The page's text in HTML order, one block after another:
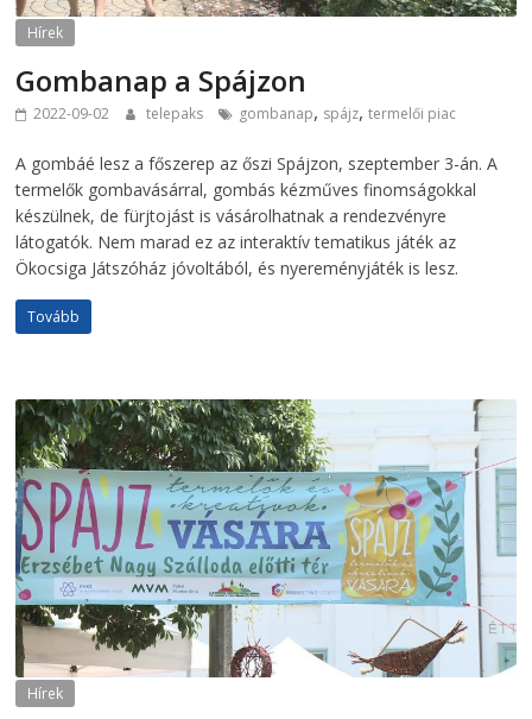
Hírek
Gombanap a Spájzon
2022-09-02 telepaks gombanap, spájz,termelői piac
A gombáé lesz a főszerep az őszi Spájzon, szeptember 3-án. A
termelők gombavásárral, gombás kézműves finomságokkal
készülnek, de fürjtojást is vásárolhatnak a rendezvényre
látogatók. Nem marad ez az interaktív tematikus játék az
Ökocsiga Játszóház jóvoltából, és nyereményjáték is lesz.
Tovább
Hírek